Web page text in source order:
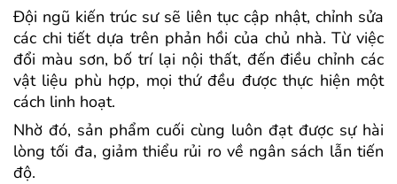
Đội ngũ kiến trúc sư sẽ liên tục cập nhật, chỉnh sửa
các chi tiết dựa trên phản hồi của chủ nhà. Từ việc
đổi màu sơn, bố trí lại nội thất, đến điều chỉnh các
vật liệu phù hợp, mọi thứ đều được thực hiện một
cách linh hoạt.
Nhờ đó, sản phẩm cuối cùng luôn đạt được sự hài
lòng tối đa, giảm thiểu rủi ro về ngân sách lẫn tiến
độ.